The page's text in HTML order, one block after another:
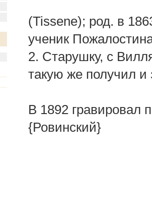
(Tissene); род. в
ученик
2. Старушку, с
такую же получил и
В 1892 гравировал
{Ровинский}